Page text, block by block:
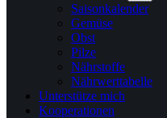
Saisonkalender
Gemüse
Obst
Pilze
Nährstoffe
Nährwerttabelle
Unterstütze mich
Kooperationen